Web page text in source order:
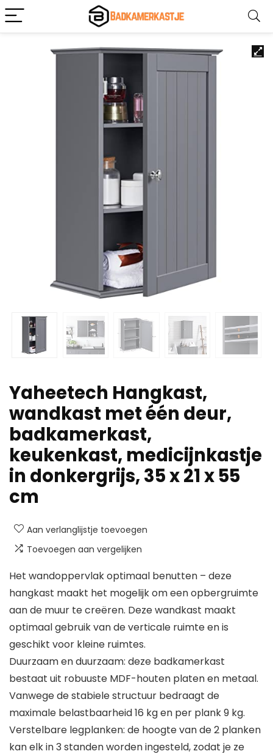
Yaheetech Hangkast,
wandkast met één deur,
badkamerkast,
keukenkast, medicijnkastje
in donkergrijs, 35 x 21 x 55
cm
Aan verlanglijstje toevoegen
Toevoegen aan vergelijken
Het wandoppervlak optimaal benutten – deze
hangkast maakt het mogelijk om een opbergruimte
aan de muur te creëren. Deze wandkast maakt
optimaal gebruik van de verticale ruimte en is
geschikt voor kleine ruimtes.
Duurzaam en duurzaam: deze badkamerkast
bestaat uit robuuste MDF-houten platen en metaal.
Vanwege de stabiele structuur bedraagt de
maximale belastbaarheid 16 kg en per plank 9 kg.
Verstelbare legplanken: de hoogte van de 2 planken
kan elk in 3 standen worden ingesteld, zodat je ze